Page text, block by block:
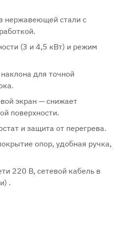
нержавеющей стали с
(3 и 4,5 кВт) и режим
для точной
экран — снижает
поверхности.
и защита от перегрева.
опор, удобная ручка,
220 В, сетевой кабель в
.